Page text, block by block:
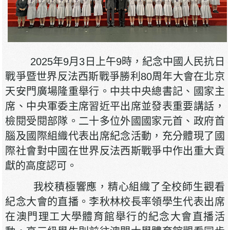
2025年9月3日上午9時，紀念中國人民抗日
戰爭暨世界反法西斯戰爭勝利80周年大會在北京
天安門廣場隆重舉行。中共中央總書記、國家主
席、中央軍委主席習近平出席並發表重要講話，
檢閱受閱部隊。二十多位外國國家元首、政府首
腦及國際組織代表出席紀念活動，充分體現了國
際社會對中國在世界反法西斯戰爭中作出重大貢
獻的高度認可。
我校積極響應，精心組織了全校師生觀看
紀念大會的直播。李秋林校長率領學生代表出席
在澳門理工大學體育館舉行的紀念大會直播活